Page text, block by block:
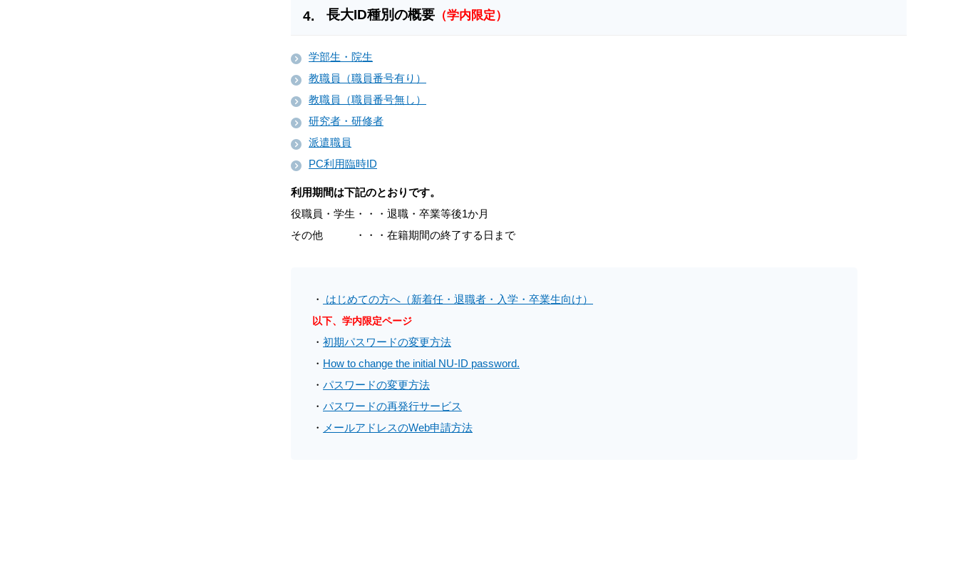
長大ID種別の概要 （学内限定）
学部生・院生
教職員（職員番号有り）
教職員（職員番号無し）
研究者・研修者
派遣職員
PC利用臨時ID
利用期間は下記のとおりです。
役職員・学生・・・退職・卒業等後1か月
その他 ・・・在籍期間の終了する日まで
・ はじめての方へ（新着任・退職者・入学・卒業生向け）
以下、学内限定ページ
・ 初期パスワードの変更方法
・ How to change the initial NU-ID password.
・ パスワードの変更方法
・ パスワードの再発行サービス
・ メールアドレスのWeb申請方法